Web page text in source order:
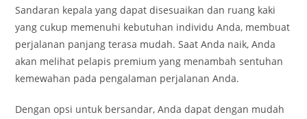
Sandaran kepala yang dapat disesuaikan dan ruang kaki
yang cukup memenuhi kebutuhan individu Anda, membuat
perjalanan panjang terasa mudah. Saat Anda naik, Anda
akan melihat pelapis premium yang menambah sentuhan
kemewahan pada pengalaman perjalanan Anda.
Dengan opsi untuk bersandar, Anda dapat dengan mudah